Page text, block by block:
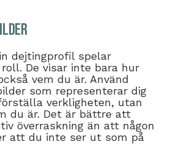
dejtingprofil spelar
De visar inte bara hur
vem du är. Använd
som representerar dig
verkligheten, utan
du är. Det är bättre att
överraskning än att någon
att du inte ser ut som på